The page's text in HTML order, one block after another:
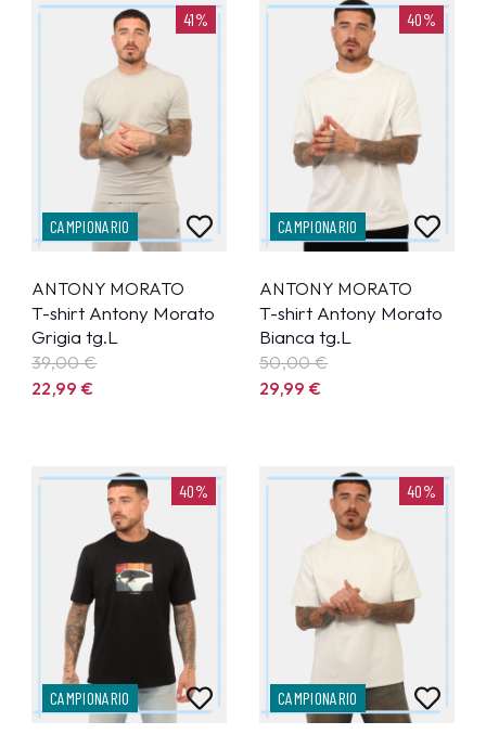
41%
CAMPIONARIO
ANTONY MORATO
T-shirt Antony Morato
Grigia tg.L
39,00 €
22,99€
40%
CAMPIONARIO
ANTONY MORATO
T-shirt Antony Morato
Bianca tg.L
50,00 €
29,99€
40%
CAMPIONARIO
40%
CAMPIONARIO